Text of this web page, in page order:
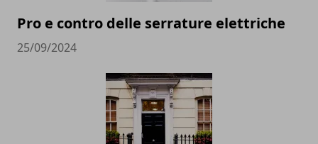
Pro e contro delle serrature elettriche
25/09/2024